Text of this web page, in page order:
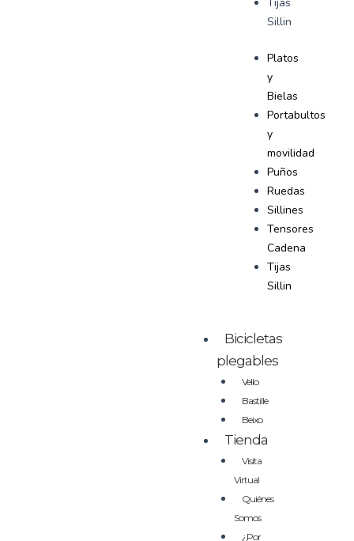
Sillin
Platos
y
Bielas
Portabultos
y
movilidad
Puños
Ruedas
Sillines
Tensores
Cadena
Tijas
Sillin
Bicicletas
plegables
Vello
Bastille
Beixo
Tienda
Visita
Virtual
Quiénes
Somos
¿Por